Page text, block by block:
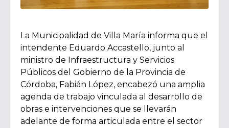
La Municipalidad de Villa María informa que el
intendente Eduardo Accastello, junto al
ministro de Infraestructura y Servicios
Públicos del Gobierno de la Provincia de
Córdoba, Fabián López, encabezó una amplia
agenda de trabajo vinculada al desarrollo de
obras e intervenciones que se llevarán
adelante de forma articulada entre el sector